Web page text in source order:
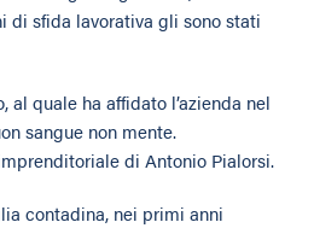
di sfida lavorativa gli sono stati
al quale ha affidato l’azienda nel
sangue non mente.
di Antonio Pialorsi.
contadina, nei primi anni